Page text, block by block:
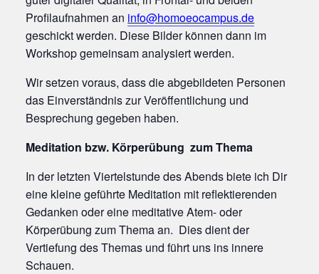
Profilaufnahmen an info@homoeocampus.de
geschickt werden. Diese Bilder können dann im
Workshop gemeinsam analysiert werden.
Wir setzen voraus, dass die abgebildeten Personen
das Einverständnis zur Veröffentlichung und
Besprechung gegeben haben.
Meditation bzw. Körperübung zum Thema
In der letzten Viertelstunde des Abends biete ich Dir
eine kleine geführte Meditation mit reflektierenden
Gedanken oder eine meditative Atem- oder
Körperübung zum Thema an. Dies dient der
Vertiefung des Themas und führt uns ins innere
Schauen.